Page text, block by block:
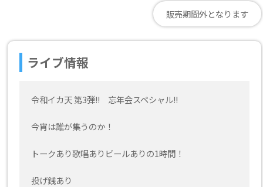
販売期間外となります
ライブ情報
令和イカ天 第3弾!! 忘年会スペシャル!!
今宵は誰が集うのか！
トークあり歌唱ありビールありの1時間！
投げ銭あり